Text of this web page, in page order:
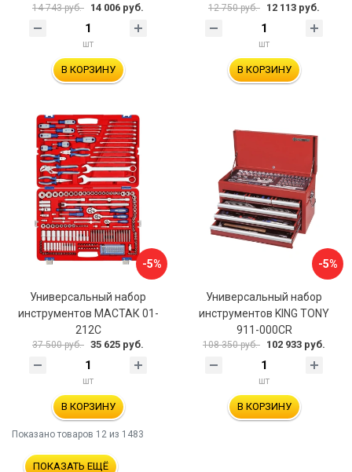
14 743 руб. 14 006 руб.
шт
В КОРЗИНУ
12 750 руб. 12 113 руб.
шт
В КОРЗИНУ
-5%
Универсальный набор
инструментов МАСТАК 01-
212C
37 500 руб. 35 625 руб.
шт
В КОРЗИНУ
-5%
Универсальный набор
инструментов KING TONY
911-000CR
108 350 руб. 102 933 руб.
шт
В КОРЗИНУ
Показано товаров 12 из 1483
ПОКАЗАТЬ ЕЩЁ